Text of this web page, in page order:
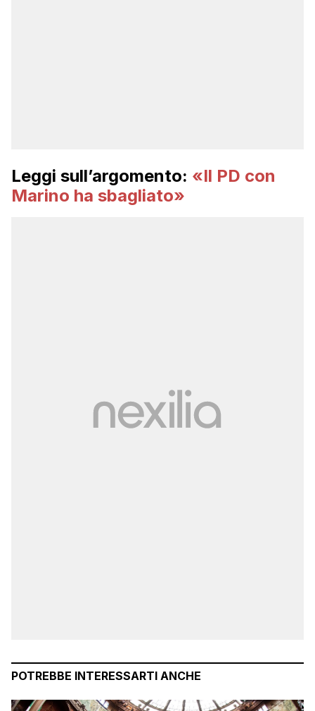
Leggi sull’argomento: «Il PD con
Marino ha sbagliato»
POTREBBE INTERESSARTI ANCHE